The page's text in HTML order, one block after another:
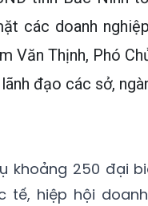
các doanh
Văn Thịnh, Phó
đạo các sở,
khoảng 250 đại
tế, hiệp hội